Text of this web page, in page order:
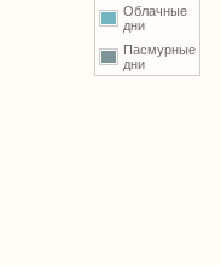
Облачные
дни
Пасмурные
дни